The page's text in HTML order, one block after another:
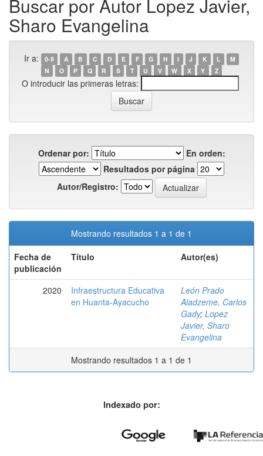
Buscar por Autor Lopez Javier,
Sharo Evangelina
Ir a: 0-9 A B C D E F G H I J K L
M
N
O P Q R S T U V W X Y Z
O introducir las primeras letras:
Ordenar por:
En orden:
Resultados por página
Autor/Registro:
Mostrando resultados 1 a 1 de 1
Fecha de
publicación
Título Autor(es)
2020
Infraestructura Educativa
en Huanta-Ayacucho
León Prado
Aladzeme, Carlos
Gady; Lopez
Javier, Sharo
Evangelina
Mostrando resultados 1 a 1 de 1
Indexado por: